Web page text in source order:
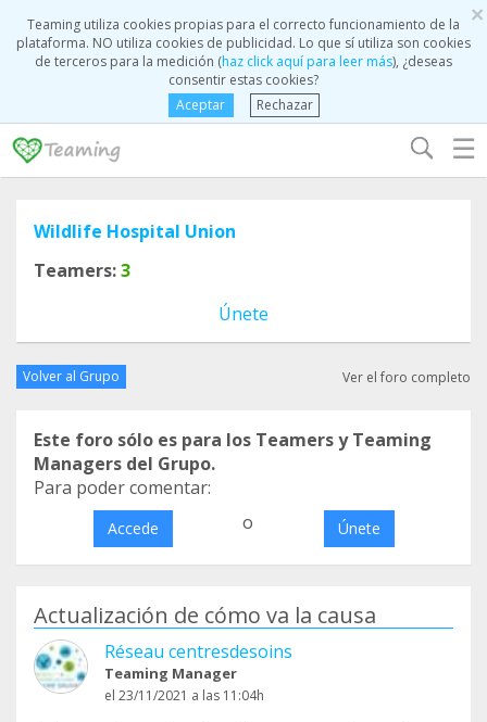
×
Teaming utiliza cookies propias para el correcto funcionamiento de la
plataforma. NO utiliza cookies de publicidad. Lo que sí utiliza son cookies
de terceros para la medición (haz click aquí para leer más), ¿deseas
consentir estas cookies?
Aceptar
Rechazar
☰
Wildlife Hospital Union
Teamers:3
Únete
Volver al Grupo Ver el foro completo
Este foro sólo es para los Teamers y Teaming
Managers del Grupo.
Para poder comentar:
Accede o Únete
Actualización de cómo va la causa
Réseau centresdesoins
Teaming Manager
el 23/11/2021 a las 11:04h